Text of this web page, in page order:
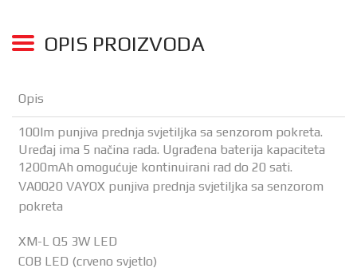
OPIS PROIZVODA
Opis
100lm punjiva prednja svjetiljka sa senzorom pokreta.
Uređaj ima 5 načina rada. Ugrađena baterija kapaciteta
1200mAh omogućuje kontinuirani rad do 20 sati.
VA0020 VAYOX punjiva prednja svjetiljka sa senzorom
pokreta
XM-L Q5 3W LED
COB LED (crveno svjetlo)